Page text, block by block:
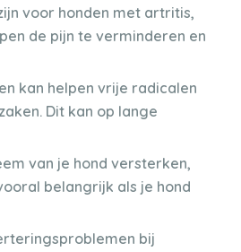
voor honden met artritis,
de pijn te verminderen en
kan helpen vrije radicalen
Dit kan op lange
van je hond versterken,
belangrijk als je hond
bij